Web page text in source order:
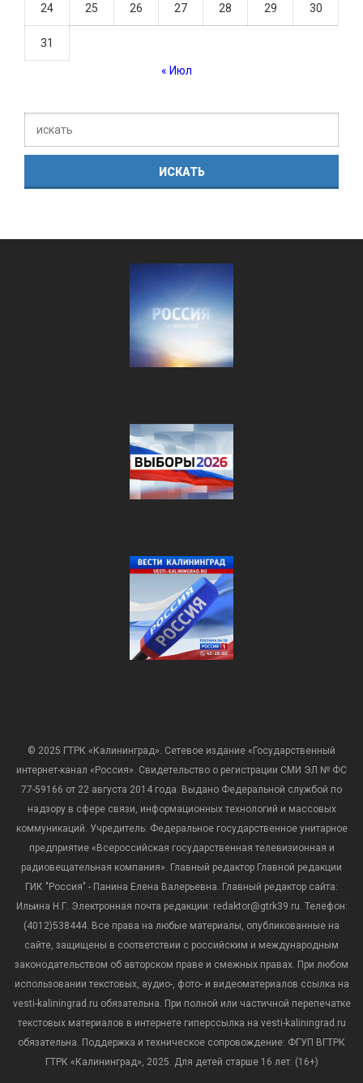
24 25 26 27 28 29 30
31
« Июл
© 2025 ГТРК «Калининград». Сетевое издание «Государственный
интернет-канал «Россия». Свидетельство о регистрации СМИ ЭЛ № ФС
77-59166 от 22 августа 2014 года. Выдано Федеральной службой по
надзору в сфере связи, информационных технологий и массовых
коммуникаций. Учредитель: Федеральное государственное унитарное
предприятие «Всероссийская государственная телевизионная и
радиовещательная компания». Главный редактор Главной редакции
ГИК "Россия" - Панина Елена Валерьевна. Главный редактор сайта:
Ильина Н.Г. Электронная почта редакции: redaktor@gtrk39.ru. Телефон:
(4012)538444. Все права на любые материалы, опубликованные на
сайте, защищены в соответствии с российским и международным
законодательством об авторском праве и смежных правах. При любом
использовании текстовых, аудио-, фото- и видеоматериалов ссылка на
vesti-kaliningrad.ru обязательна. При полной или частичной перепечатке
текстовых материалов в интернете гиперссылка на vesti-kaliningrad.ru
обязательна. Поддержка и техническое сопровождение: ФГУП ВГТРК
ГТРК «Калининград», 2025. Для детей старше 16 лет. (16+)